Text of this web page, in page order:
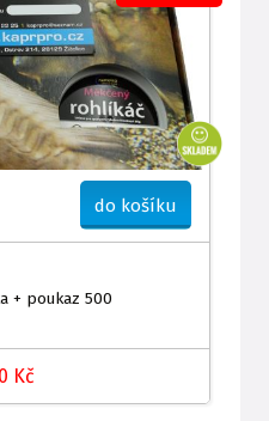
do košíku
+ poukaz 500
Kč